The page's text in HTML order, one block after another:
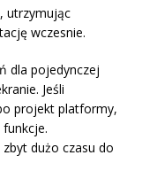
utrzymując
wczesnie.
dla pojedynczej
Jeśli
projekt platformy,
dużo czasu do